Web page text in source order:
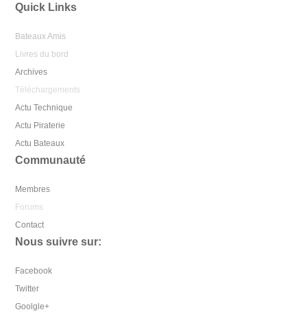
Quick Links
Bateaux Amis
Livres du bord
Archives
Téléchargements
Actu Technique
Actu Piraterie
Actu Bateaux
Communauté
Membres
Forums
Contact
Nous suivre sur:
Facebook
Twitter
Goolgle+